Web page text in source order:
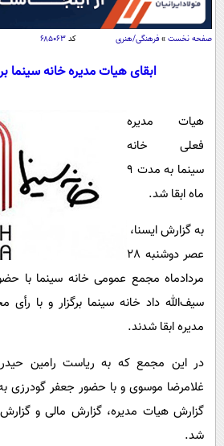
سیاسی
اقتصاد
یک برش دانایی
علم و دانش
فناوری و It
قرآن
باشگاه مغز
مجله تصویری سلاح
اقتصاد
ورزش
سرگرمی
فناوری
عصر ایران 2
خواندنی ها و دیدنی ها
پیامک
روانشناسی
آموزش زبان
صفحه نخست » فرهنگی/هنری کد ۶۸۵۰۶۳
ابقای هیات مدیره خانه سینما برای 9
هیات مدیره
فعلی خانه
سینما به مدت 9
ماه ابقا شد.
به گزارش ایسنا،
عصر دوشنبه 28
مردادماه مجمع عمومی خانه سینما با
سیف‌الله داد خانه سینما برگزار و با
مدیره ابقا شدند.
در این مجمع که به ریاست رامین
غلامرضا موسوی و با حضور جعفر گودرزی
گزارش هیات مدیره، گزارش مالی و
شد.